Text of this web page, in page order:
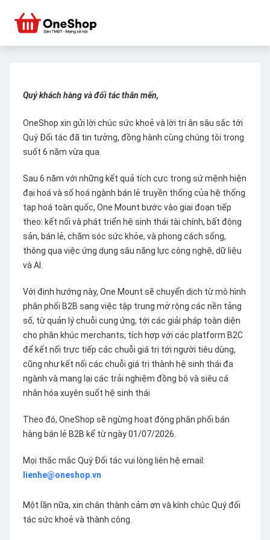
Quý khách hàng và đối tác thân mến,
OneShop xin gửi lời chúc sức khoẻ và lời tri ân sâu sắc tới
Quý Đối tác đã tin tưởng, đồng hành cùng chúng tôi trong
suốt 6 năm vừa qua.
Sau 6 năm với những kết quả tích cực trong sứ mệnh hiện
đại hoá và số hoá ngành bán lẻ truyền thống của hệ thống
tạp hoá toàn quốc, One Mount bước vào giai đoạn tiếp
theo: kết nối và phát triển hệ sinh thái tài chính, bất động
sản, bán lẻ, chăm sóc sức khỏe, và phong cách sống,
thông qua việc ứng dụng sâu năng lực công nghệ, dữ liệu
và AI.
Với định hướng này, One Mount sẽ chuyển dịch từ mô hình
phân phối B2B sang việc tập trung mở rộng các nền tảng
số, từ quản lý chuỗi cung ứng, tới các giải pháp toàn diện
cho phân khúc merchants, tích hợp với các platform B2C
để kết nối trực tiếp các chuỗi giá trị tới người tiêu dùng,
cũng như kết nối các chuỗi giá trị thành hệ sinh thái đa
ngành và mang lại các trải nghiệm đồng bộ và siêu cá
nhân hóa xuyên suốt hệ sinh thái
Theo đó, OneShop sẽ ngừng hoạt động phân phối bán
hàng bán lẻ B2B kể từ ngày 01/07/2026.
Mọi thắc mắc Quý Đối tác vui lòng liên hệ email:
lienhe@oneshop.vn
Một lần nữa, xin chân thành cảm ơn và kính chúc Quý đối
tác sức khoẻ và thành công.